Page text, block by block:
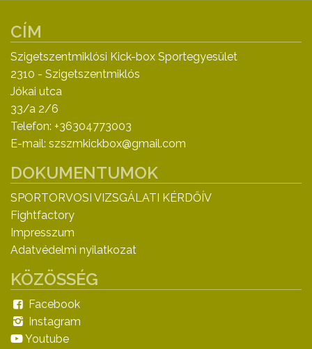
CÍM
Szigetszentmiklósi Kick-box Sportegyesület
2310 - Szigetszentmiklós
Jókai utca
33/a 2/6
Telefon: +36304773003
E-mail: szszmkickbox@gmail.com
DOKUMENTUMOK
SPORTORVOSI VIZSGÁLATI KÉRDŐÍV
Fightfactory
Impresszum
Adatvédelmi nyilatkozat
KÖZÖSSÉG
Facebook
Instagram
Youtube